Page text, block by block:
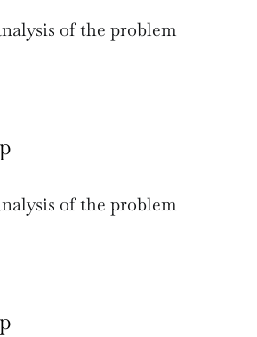
of the problem
of the problem